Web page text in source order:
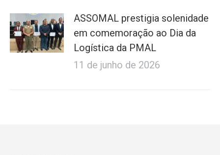
ASSOMAL prestigia solenidade
em comemoração ao Dia da
Logística da PMAL
11 de junho de 2026